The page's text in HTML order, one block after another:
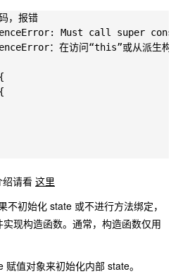
，报错
Must call super
：在访问“this”或从派生构造函
请看 这里
不初始化 state 或不进行方法绑定，
现构造函数。通常，构造函数仅用
值对象来初始化内部 state。